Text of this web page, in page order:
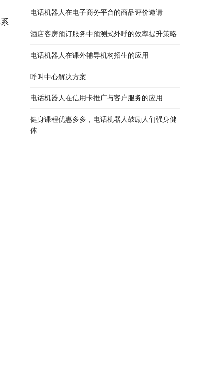
电话机器人在电子商务平台的商品评价邀请
酒店客房预订服务中预测式外呼的效率提升策略
电话机器人在课外辅导机构招生的应用
呼叫中心解决方案
电话机器人在信用卡推广与客户服务的应用
健身课程优惠多多，电话机器人鼓励人们强身健
体